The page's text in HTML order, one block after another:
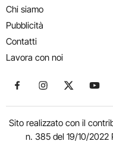
Chi siamo
Pubblicità
Contatti
Lavora con noi
Seguici su Facebook
Seguici suSeguici su
Sito realizzato con il
n. 385 del 19/10/2022